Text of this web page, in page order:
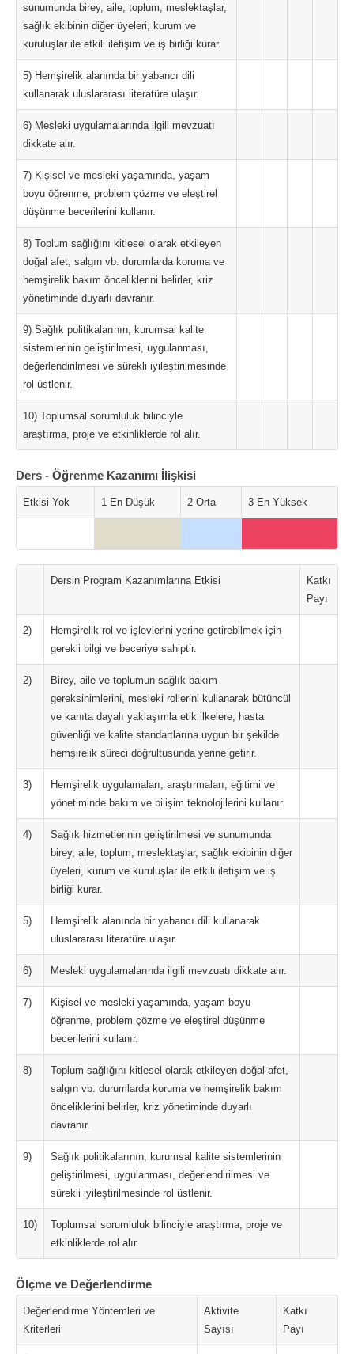
sunumunda birey, aile, toplum, meslektaşlar,
sağlık ekibinin diğer üyeleri, kurum ve
kuruluşlar ile etkili iletişim ve iş birliği kurar.
5) Hemşirelik alanında bir yabancı dili
kullanarak uluslararası literatüre ulaşır.
6) Mesleki uygulamalarında ilgili mevzuatı
dikkate alır.
7) Kişisel ve mesleki yaşamında, yaşam
boyu öğrenme, problem çözme ve eleştirel
düşünme becerilerini kullanır.
8) Toplum sağlığını kitlesel olarak etkileyen
doğal afet, salgın vb. durumlarda koruma ve
hemşirelik bakım önceliklerini belirler, kriz
yönetiminde duyarlı davranır.
9) Sağlık politikalarının, kurumsal kalite
sistemlerinin geliştirilmesi, uygulanması,
değerlendirilmesi ve sürekli iyileştirilmesinde
rol üstlenir.
10) Toplumsal sorumluluk bilinciyle
araştırma, proje ve etkinliklerde rol alır.
Ders - Öğrenme Kazanımı İlişkisi
Etkisi Yok 1 En Düşük 2 Orta 3 En Yüksek
Dersin Program Kazanımlarına Etkisi
Katkı
Payı
2)
Hemşirelik rol ve işlevlerini yerine getirebilmek için
gerekli bilgi ve beceriye sahiptir.
2)
Birey, aile ve toplumun sağlık bakım
gereksinimlerini, mesleki rollerini kullanarak bütüncül
ve kanıta dayalı yaklaşımla etik ilkelere, hasta
güvenliği ve kalite standartlarına uygun bir şekilde
hemşirelik süreci doğrultusunda yerine getirir.
3)
Hemşirelik uygulamaları, araştırmaları, eğitimi ve
yönetiminde bakım ve bilişim teknolojilerini kullanır.
4)
Sağlık hizmetlerinin geliştirilmesi ve sunumunda
birey, aile, toplum, meslektaşlar, sağlık ekibinin diğer
üyeleri, kurum ve kuruluşlar ile etkili iletişim ve iş
birliği kurar.
5)
Hemşirelik alanında bir yabancı dili kullanarak
uluslararası literatüre ulaşır.
6) Mesleki uygulamalarında ilgili mevzuatı dikkate alır.
7)
Kişisel ve mesleki yaşamında, yaşam boyu
öğrenme, problem çözme ve eleştirel düşünme
becerilerini kullanır.
8)
Toplum sağlığını kitlesel olarak etkileyen doğal afet,
salgın vb. durumlarda koruma ve hemşirelik bakım
önceliklerini belirler, kriz yönetiminde duyarlı
davranır.
9)
Sağlık politikalarının, kurumsal kalite sistemlerinin
geliştirilmesi, uygulanması, değerlendirilmesi ve
sürekli iyileştirilmesinde rol üstlenir.
10)
Toplumsal sorumluluk bilinciyle araştırma, proje ve
etkinliklerde rol alır.
Ölçme ve Değerlendirme
Değerlendirme Yöntemleri ve
Kriterleri
Aktivite
Sayısı
Katkı
Payı